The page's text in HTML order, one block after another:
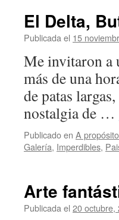
El Delta,
Publicada el 15
Me invitaron a
más de una
de patas
nostalgia de …
Publicado en A
Galería, Imperdibles,
Arte
Publicada el 20 octubre,